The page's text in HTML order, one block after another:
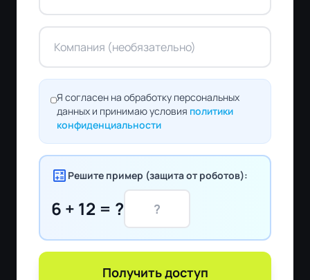
Я согласен на обработку персональных
данных и принимаю условия политики
конфиденциальности
calculate Решите пример (защита от роботов):
6 + 12 = ?
Получить доступ